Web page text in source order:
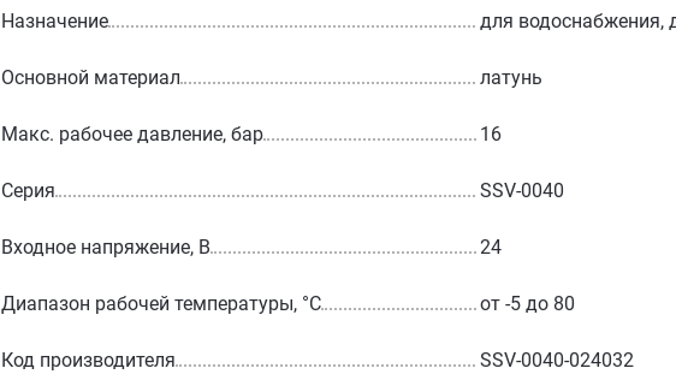
Назначение для водоснабжения,
Основной материал латунь
Макс. рабочее давление, бар 16
Серия SSV-0040
Входное напряжение, В 24
Диапазон рабочей температуры, °С от -5 до 80
Код производителя SSV-0040-024032